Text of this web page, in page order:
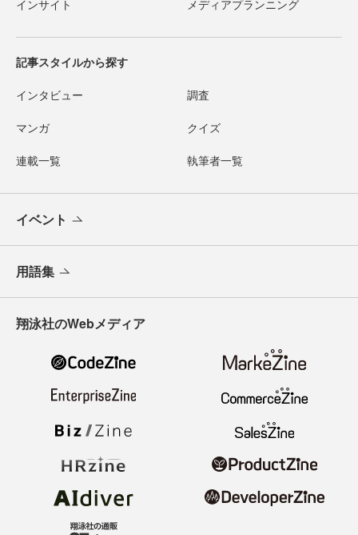
インサイト メディアプランニング
記事スタイルから探す
インタビュー 調査
マンガ クイズ
連載一覧 執筆者一覧
イベント
用語集
翔泳社のWebメディア